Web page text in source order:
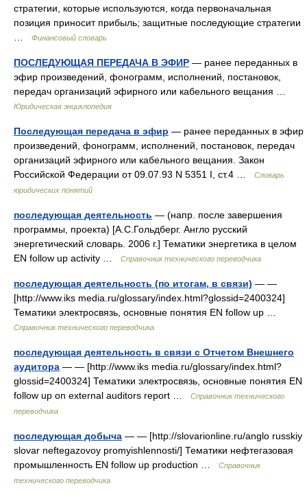
стратегии, которые используются, когда первоначальная
позиция приносит прибыль; защитные последующие стратегии
Финансовый словарь
ПОСЛЕДУЮЩАЯ ПЕРЕДАЧА В ЭФИР — ранее переданных в
эфир произведений, фонограмм, исполнений, постановок,
передач организаций эфирного или кабельного вещания …
Юридическая энциклопедия
Последующая передача в эфир — ранее переданных в эфир
произведений, фонограмм, исполнений, постановок, передач
организаций эфирного или кабельного вещания. Закон
Российской Федерации от 09.07.93 N 5351 I, ст.4 …
Словарь
юридических понятий
последующая деятельность — (напр. после завершения
программы, проекта) [А.С.Гольдберг. Англо русский
энергетический словарь. 2006 г.] Тематики энергетика в целом
EN follow up activity …
Справочник технического переводчика
последующая деятельность (по итогам, в связи) — —
[http://www.iks media.ru/glossary/index.html?glossid=2400324]
Тематики электросвязь, основные понятия EN follow up …
Справочник технического переводчика
последующая деятельность в связи с Отчетом Внешнего
аудитора — — [http://www.iks media.ru/glossary/index.html?
glossid=2400324] Тематики электросвязь, основные понятия EN
follow up on external auditors report …
Справочник технического
переводчика
последующая добыча — — [http://slovarionline.ru/anglo russkiy
slovar neftegazovoy promyishlennosti/] Тематики нефтегазовая
промышленность EN follow up production …
Справочник
технического переводчика